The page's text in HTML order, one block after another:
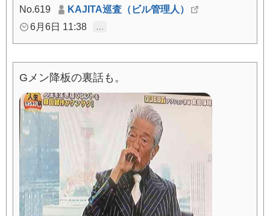
No.619
KAJITA巡査（ビル管理人）
6月6日 11:38
…
Gメン降板の裏話も。